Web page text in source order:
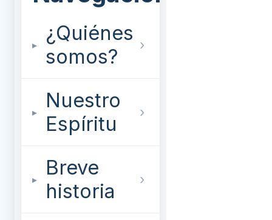
¿Quiénes
somos?
Nuestro
Espíritu
Breve
historia